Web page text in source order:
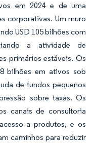
em 2024 e de uma
corporativas. Um muro
USD 105 bilhões com
a atividade de
primários estáveis. Os
bilhões em ativos sob
de fundos pequenos
sobre taxas. Os
canais de consultoria
a produtos, e os
caminhos para reduzir